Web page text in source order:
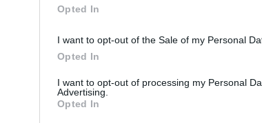
Opted In
I want to opt-out of the Sale of my Personal
Opted In
I want to opt-out of processing my Personal
Advertising.
Opted In